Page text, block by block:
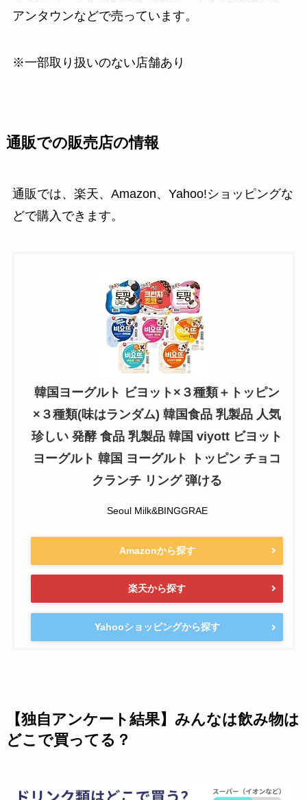
アンタウンなどで売っています。
※一部取り扱いのない店舗あり
通販での販売店の情報
通販では、楽天、Amazon、Yahoo!ショッピングな
どで購入できます。
韓国ヨーグルト ビヨット×３種類＋トッピン
×３種類(味はランダム) 韓国食品 乳製品 人気
珍しい 発酵 食品 乳製品 韓国 viyott ビヨット
ヨーグルト 韓国 ヨーグルト トッピン チョコ
クランチ リング 弾ける
Seoul Milk&BINGGRAE
Amazonから探す
楽天から探す
Yahooショッピングから探す
【独自アンケート結果】みんなは飲み物は
どこで買ってる？